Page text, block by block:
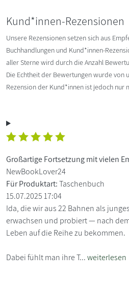
Kund*innen-Rezensionen
Unsere Rezensionen setzen sich aus
Buchhandlungen und Kund*innen-
aller Sterne wird durch die Anzahl
Die Echtheit der Bewertungen wurde von
Rezension der Kund*innen ist jedoch nur
Großartige Fortsetzung mit vielen
NewBookLover24
Für Produktart:Taschenbuch
15.07.2025 17:04
Ida, die wir aus 22 Bahnen als
erwachsen und probiert — nach
Leben auf die Reihe zu bekommen.
Dabei fühlt man ihre T...weiterlesen